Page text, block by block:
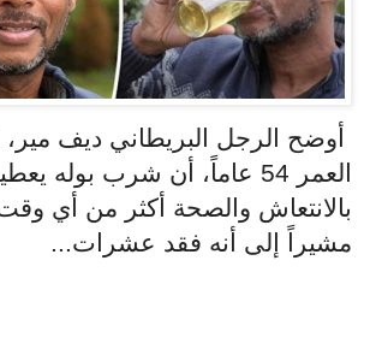
أوضح الرجل البريطاني ديف مير،
العمر 54 عاماً، أن شرب بوله
بالانتعاش والصحة أكثر من أي
مشيراً إلى أنه فقد عشرات...